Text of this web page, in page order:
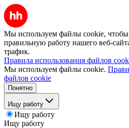
Мы используем файлы cookie, чтобы
правильную работу нашего веб-
трафик.
Правила использования файлов
Мы используем файлы cookie.
файлов cookie
Понятно
Ищу работу
Ищу работу
Ищу работу